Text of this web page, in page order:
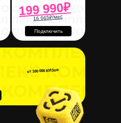
от 100 000 КИЗов
199 990₽
16 665₽/мес
Подключить